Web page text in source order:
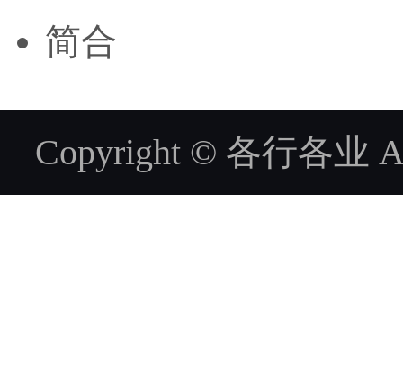
简合
Copyright © 各行各业